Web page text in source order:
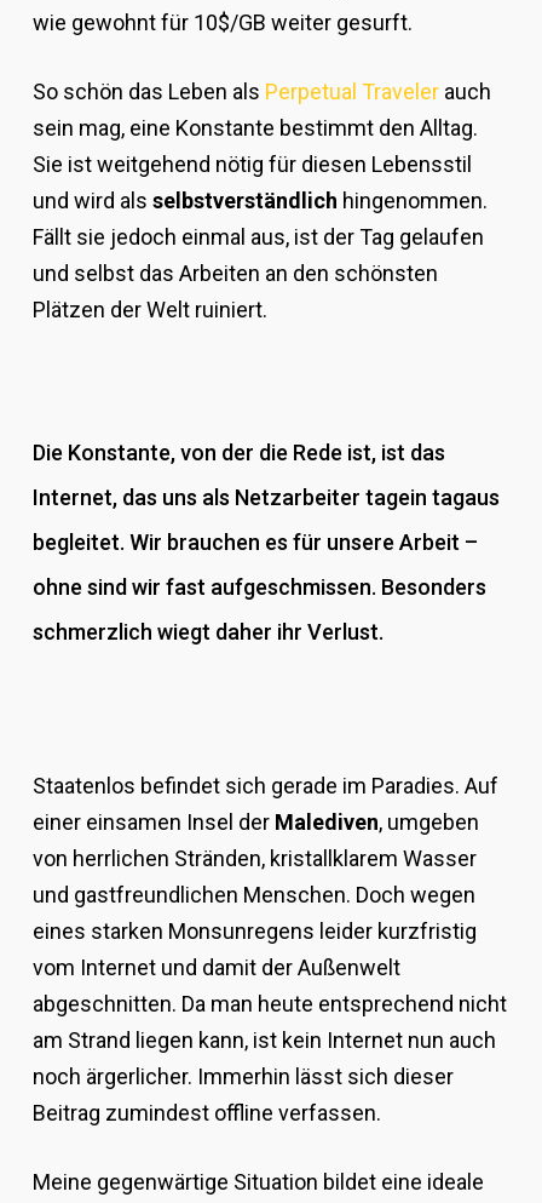
wie gewohnt für 10$/GB weiter gesurft.
So schön das Leben als Perpetual Traveler auch
sein mag, eine Konstante bestimmt den Alltag.
Sie ist weitgehend nötig für diesen Lebensstil
und wird als selbstverständlich hingenommen.
Fällt sie jedoch einmal aus, ist der Tag gelaufen
und selbst das Arbeiten an den schönsten
Plätzen der Welt ruiniert.
Die Konstante, von der die Rede ist, ist das
Internet, das uns als Netzarbeiter tagein tagaus
begleitet. Wir brauchen es für unsere Arbeit –
ohne sind wir fast aufgeschmissen. Besonders
schmerzlich wiegt daher ihr Verlust.
Staatenlos befindet sich gerade im Paradies. Auf
einer einsamen Insel der Malediven, umgeben
von herrlichen Stränden, kristallklarem Wasser
und gastfreundlichen Menschen. Doch wegen
eines starken Monsunregens leider kurzfristig
vom Internet und damit der Außenwelt
abgeschnitten. Da man heute entsprechend nicht
am Strand liegen kann, ist kein Internet nun auch
noch ärgerlicher. Immerhin lässt sich dieser
Beitrag zumindest offline verfassen.
Meine gegenwärtige Situation bildet eine ideale